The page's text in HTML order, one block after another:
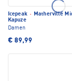
Icepeak · Matherville
Kapuze
Damen
€ 89,99